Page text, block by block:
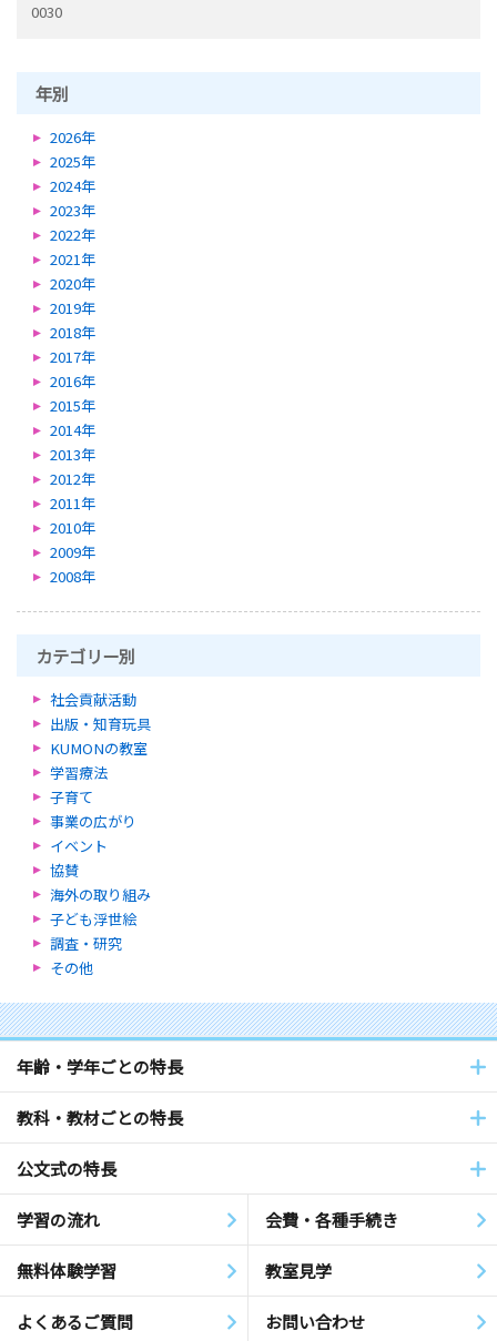
0030
年別
2026年
2025年
2024年
2023年
2022年
2021年
2020年
2019年
2018年
2017年
2016年
2015年
2014年
2013年
2012年
2011年
2010年
2009年
2008年
カテゴリー別
社会貢献活動
出版・知育玩具
KUMONの教室
学習療法
子育て
事業の広がり
イベント
協賛
海外の取り組み
子ども浮世絵
調査・研究
その他
年齢・学年ごとの特長
教科・教材ごとの特長
公文式の特長
学習の流れ 会費・各種手続き
無料体験学習 教室見学
よくあるご質問 お問い合わせ